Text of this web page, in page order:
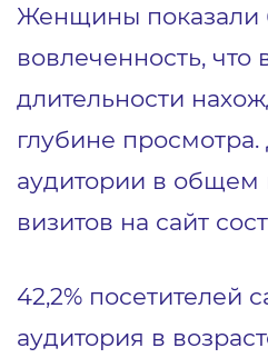
Женщины показали
вовлеченность, что
длительности
глубине
аудитории в общем
визитов на сайт
42,2% посетителей
аудитория в